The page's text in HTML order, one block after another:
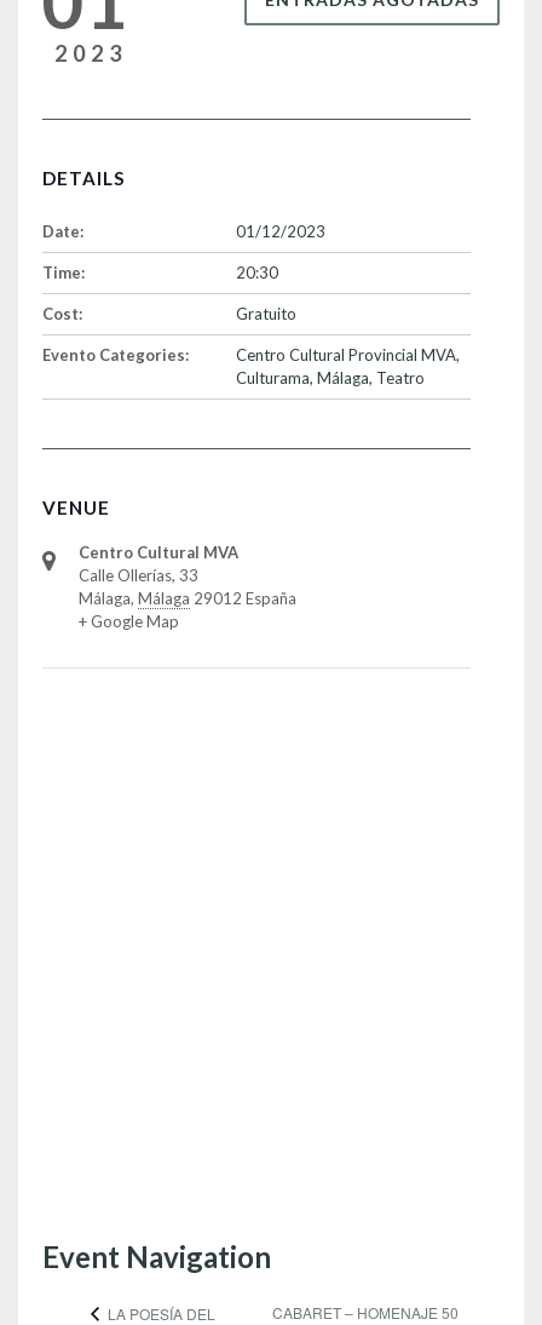
2023
DETAILS
Date: 01/12/2023
Time: 20:30
Cost: Gratuito
Evento Categories: Centro Cultural Provincial MVA,
Culturama, Málaga, Teatro
VENUE
Centro Cultural MVA
Calle Ollerías, 33
Málaga, Málaga 29012 España
+ Google Map
Event Navigation
LA POESÍA DEL
CABARET – HOMENAJE 50